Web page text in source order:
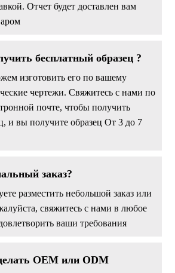
Отчет будет доставлен вам
бесплатный образец ?
изготовить его по вашему
чертежи. Свяжитесь с нами по
почте, чтобы получить
и вы получите образец От 3 до 7
заказ?
разместить небольшой заказ или
свяжитесь с нами в любое
ваши требования
OEM или ODM